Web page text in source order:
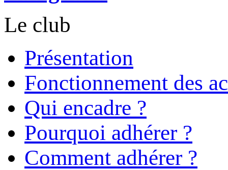
Le club
Présentation
Fonctionnement des
Qui encadre ?
Pourquoi adhérer ?
Comment adhérer ?